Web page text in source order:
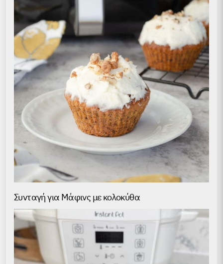
Συνταγή για Μάφινς με κολοκύθα